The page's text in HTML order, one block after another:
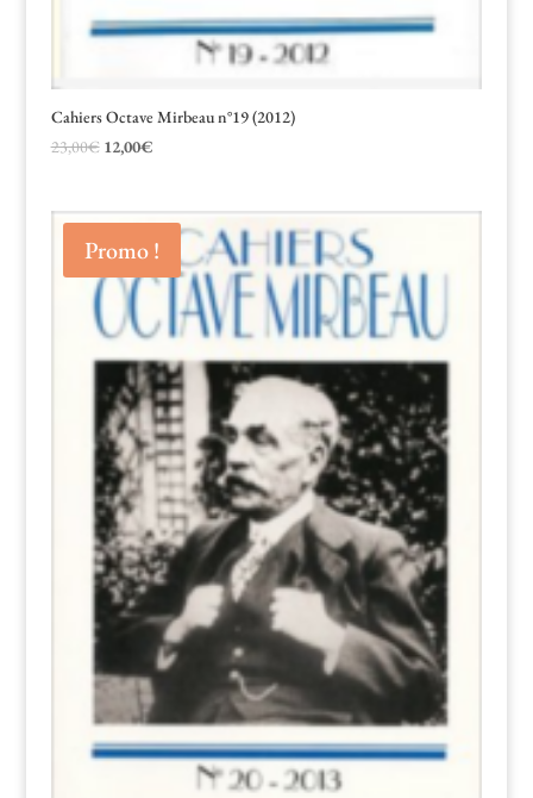
Cahiers Octave Mirbeau n°19 (2012)
23,00€ Le
était :
23,00€.
12,00€Le
est :
12,00€.
Promo !